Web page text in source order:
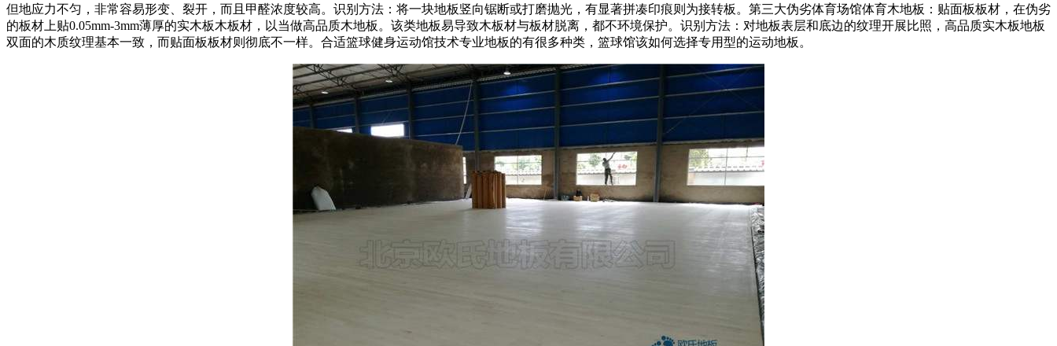
但地应力不匀，非常容易形变、裂开，而且甲醛浓度较高。识别方法：将一块地板竖向锯断或打磨抛光，有显著拼凑印痕则为接转板。第三大伪劣体育场馆体育木地板：贴面板板材，在伪劣
的板材上贴0.05mm-3mm薄厚的实木板木板材，以当做高品质木地板。该类地板易导致木板材与板材脱离，都不环境保护。识别方法：对地板表层和底边的纹理开展比照，高品质实木板地板
双面的木质纹理基本一致，而贴面板板材则彻底不一样。合适篮球健身运动馆技术专业地板的有很多种类，篮球馆该如何选择专用型的运动地板。